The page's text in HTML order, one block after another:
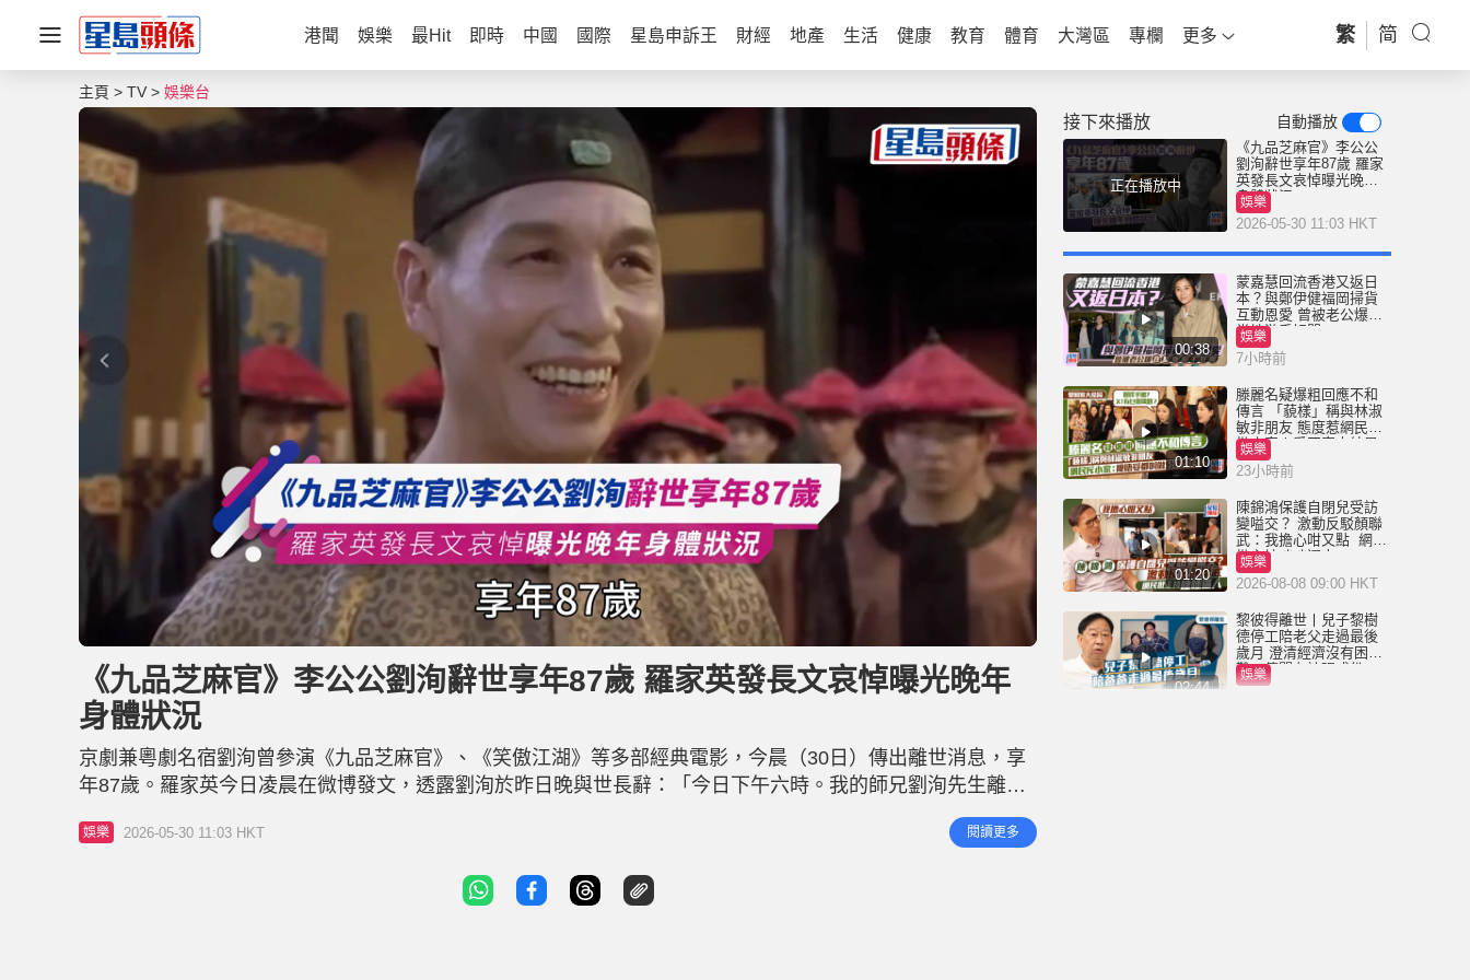
港聞 娛樂 最Hit 即時 中國 國際 星島申訴王 財經 地產 生活 健康 教育 體育 大灣區 專欄 更多 繁 简
主頁 TV 娛樂台
n
u
t
e
o
d
e
d
:
8
%
《九品芝麻官》李公公劉洵辭世享年87歲 羅家英發長文哀悼曝光晚年
身體狀況
京劇兼粵劇名宿劉洵曾參演《九品芝麻官》、《笑傲江湖》等多部經典電影，今晨（30日）傳出離世消息，享
年87歲。羅家英今日凌晨在微博發文，透露劉洵於昨日晚與世長辭：「今日下午六時。我的師兄劉洵先生離世
了，屬兔，今年87歲了。」 劉洵晚年心繫傳承 羅家英在悼念長文中回憶，兩人於1980年結緣，後來與尤聲
普、李奇峰等跟隨劉洵學藝。羅家英大讚劉洵不但學識淵博、教學方法純正，更能親自擔任導演排戲。眾多粵
娛樂 2026-05-30 11:03 HKT 閱讀更多
接下來播放 自動播放
正在播放中
《九品芝麻官》李公公
劉洵辭世享年87歲 羅家
英發長文哀悼曝光晚年
身體狀況
娛樂
2026-05-30 11:03 HKT
00:38
蒙嘉慧回流香港又返日
本？與鄭伊健福岡掃貨
互動恩愛 曾被老公爆在
當地游手好閒
娛樂
7小時前
01:10
滕麗名疑爆粗回應不和
傳言 「藐樣」稱與林淑
敏非朋友 態度惹網民狠
批小家丨愛回家大結局
娛樂
23小時前
01:20
陳錦鴻保護自閉兒受訪
變嗌交？ 激動反駁顏聯
武：我擔心咁又點 網民
批主持咄咄逼人
娛樂
2026-08-08 09:00 HKT
02:44
黎彼得離世丨兒子黎樹
德停工陪老父走過最後
歲月 澄清經濟沒有困
難：傳聞有誇張成份
娛樂